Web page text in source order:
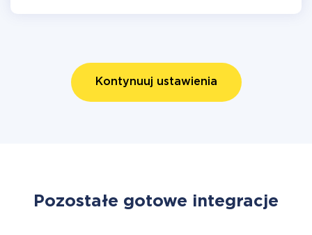
Kontynuuj ustawienia
Pozostałe gotowe integracje